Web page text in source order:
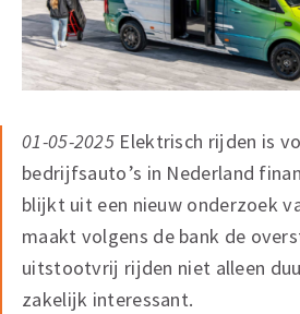
01-05-2025 Elektrisch rijden is
bedrijfsauto’s in Nederland
blijkt uit een nieuw onderzoek
maakt volgens de bank de
uitstootvrij rijden niet alleen
zakelijk interessant.